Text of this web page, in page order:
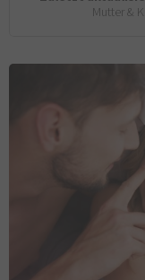
Mutter &